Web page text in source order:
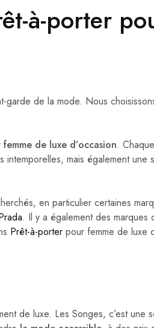
à-porter
garde de la mode. Nous
de luxe d’occasion.
mais également une
en particulier certaines
. Il y a également des marques
Prêt-à-porterpour femme de luxe
de luxe. Les Songes, c’est une